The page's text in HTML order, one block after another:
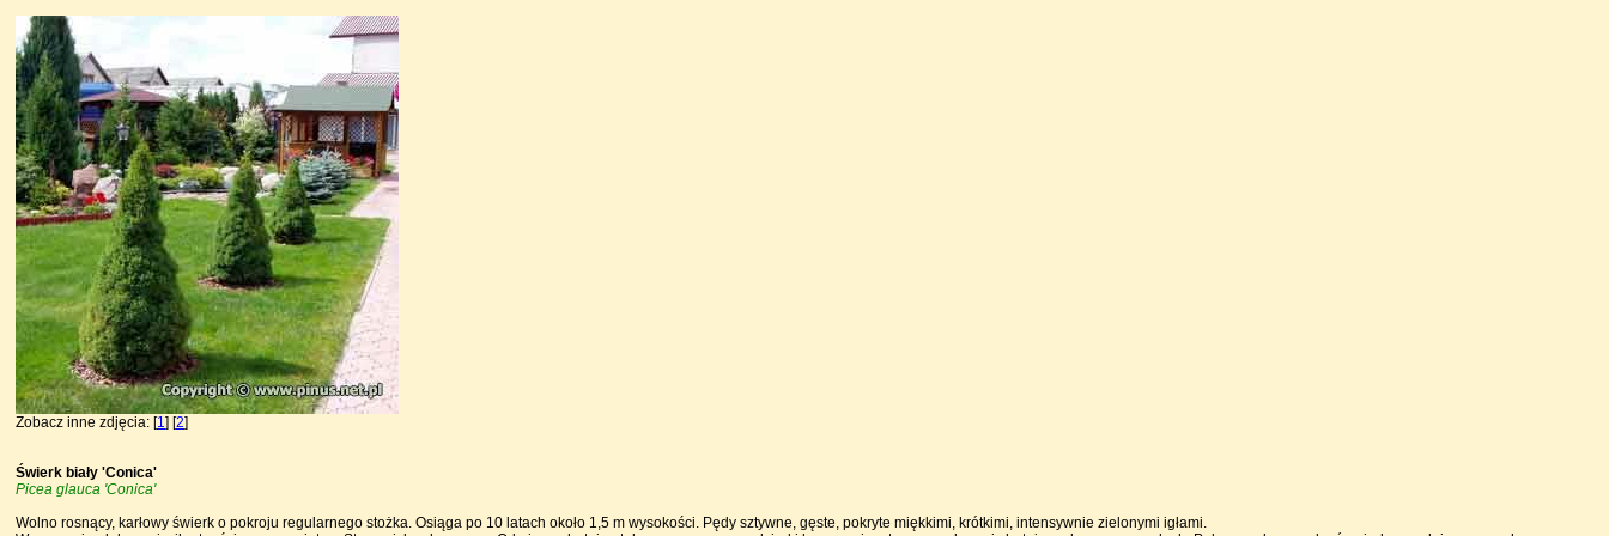
Zobacz inne zdjęcia: [1] [2]
Świerk biały 'Conica'
Picea glauca 'Conica'
Wolno rosnący, karłowy świerk o pokroju regularnego stożka. Osiąga po 10 latach około 1,5 m wysokości. Pędy sztywne, gęste, pokryte miękkimi, krótkimi, intensywnie zielonymi igłami.